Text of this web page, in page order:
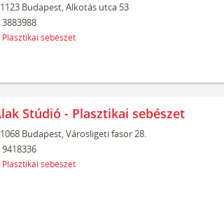
1123 Budapest,Alkotás utca 53
3883988
Plasztikai sebészet
Stúdió - Plasztikai sebészet
1068 Budapest,Városligeti fasor 28.
9418336
Plasztikai sebészet